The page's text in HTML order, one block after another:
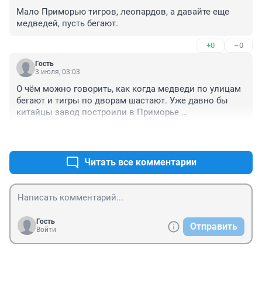
Мало Приморью тигров, леопардов, а давайте еще
медведей, пусть бегают.
+0 –0
Гость
3 июля, 03:03
О чём можно говорить, как когда медведи по улицам
бегают и тигры по дворам шастают. Уже давно бы
китайцы завод построили в Приморье
работали.Нерентабельно. А очереди на заправках это
рентабельно и народ злят.
Читать все комментарии
Гость
Войти
Отправить